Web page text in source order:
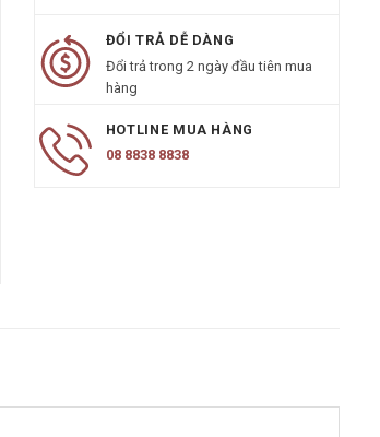
ĐỔI TRẢ DỄ DÀNG
Đổi trả trong 2 ngày đầu tiên mua
hàng
HOTLINE MUA HÀNG
08 8838 8838